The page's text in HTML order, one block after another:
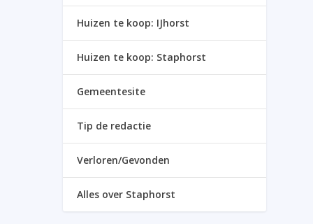
Huizen te koop: IJhorst
Huizen te koop: Staphorst
Gemeentesite
Tip de redactie
Verloren/Gevonden
Alles over Staphorst